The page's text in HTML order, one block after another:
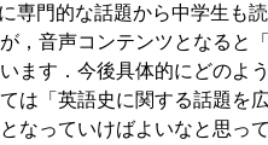
専門的な話題から中学生も
，音声コンテンツとなると
ます．今後具体的にどのよ
は「英語史に関する話題を
なっていけばよいなと思っ